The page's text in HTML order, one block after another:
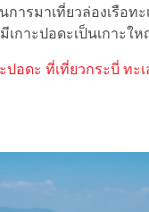
การมาเที่ยวล่องเรือท
เกาะปอดะเป็นเกาะใ
ปอดะ ที่เที่ยวกระบี่ ทะ